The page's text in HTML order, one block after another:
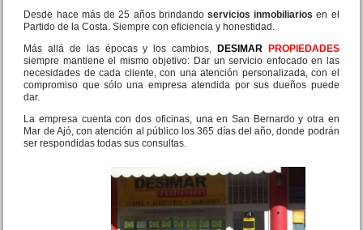
Desde hace más de 25 años brindando servicios inmobiliarios en el
Partido de la Costa. Siempre con eficiencia y honestidad.
Más allá de las épocas y los cambios,
DESIMAR
PROPIEDADES
siempre mantiene el mismo objetivo: Dar un servicio enfocado en las
necesidades de cada cliente, con una atención personalizada, con el
compromiso que sólo una empresa atendida por sus dueños puede
dar.
La empresa cuenta con dos oficinas, una en San Bernardo y otra en
Mar de Ajó, con atención al público los 365 días del año, donde podrán
ser respondidas todas sus consultas.